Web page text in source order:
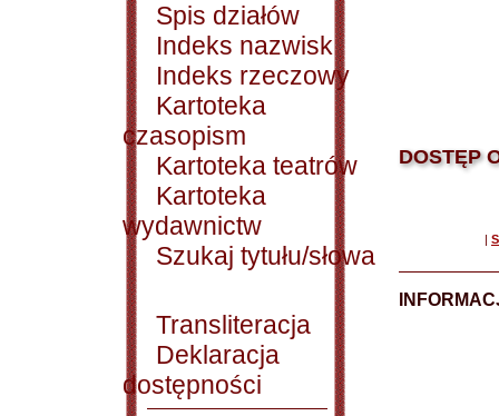
Spis działów
Indeks nazwisk
Indeks rzeczowy
Kartoteka
czasopism
Kartoteka teatrów
Kartoteka
wydawnictw
Szukaj tytułu/słowa
Transliteracja
Deklaracja
dostępności
DOSTĘP
|